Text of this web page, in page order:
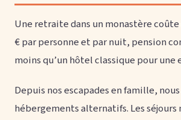
Une retraite dans un monastère
€ par personne et par nuit, pension
moins qu’un hôtel classique pour
Depuis nos escapades en famille,
hébergements alternatifs. Les